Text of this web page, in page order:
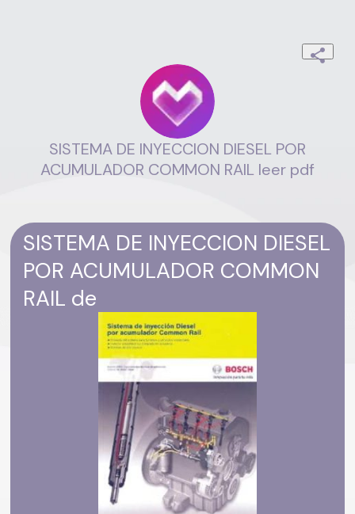
SISTEMA DE INYECCION DIESEL POR
ACUMULADOR COMMON RAIL leer pdf
SISTEMA DE INYECCION DIESEL
POR ACUMULADOR COMMON
RAIL de